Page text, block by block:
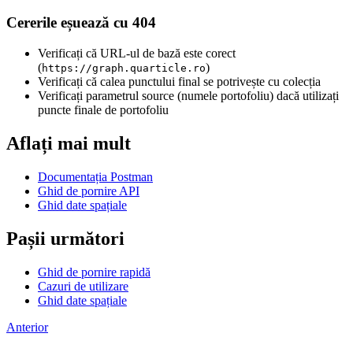
Cererile eșuează cu 404
Verificați că URL-ul de bază este corect
(https://graph.quarticle.ro)
Verificați că calea punctului final se potrivește cu colecția
Verificați parametrul source (numele portofoliu) dacă utilizați
puncte finale de portofoliu
Aflați mai mult
Documentația Postman
Ghid de pornire API
Ghid date spațiale
Pașii următori
Ghid de pornire rapidă
Cazuri de utilizare
Ghid date spațiale
Anterior